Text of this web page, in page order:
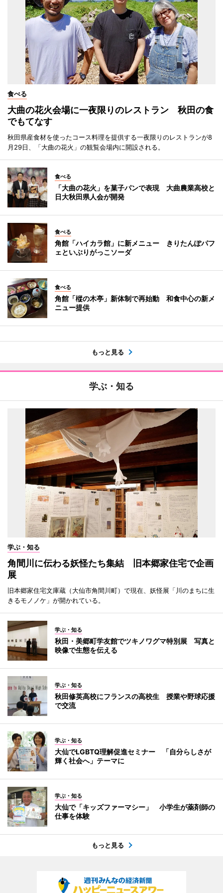
食べる
大曲の花火会場に一夜限りのレストラン 秋田の食
でもてなす
秋田県産食材を使ったコース料理を提供する一夜限りのレストランが8
月29日、「大曲の花火」の観覧会場内に開設される。
食べる
「大曲の花火」を菓子パンで表現 大曲農業高校と
日大秋田県人会が開発
食べる
角館「ハイカラ館」に新メニュー きりたんぽパフ
ェといぶりがっこソーダ
食べる
角館「樅の木亭」新体制で再始動 和食中心の新メ
ニュー提供
もっと見る
学ぶ・知る
学ぶ・知る
角間川に伝わる妖怪たち集結 旧本郷家住宅で企画
展
旧本郷家住宅文庫蔵（大仙市角間川町）で現在、妖怪展「川のまちに生
きるモノノケ」が開かれている。
学ぶ・知る
秋田・美郷町学友館でツキノワグマ特別展 写真と
映像で生態を伝える
学ぶ・知る
秋田修英高校にフランスの高校生 授業や野球応援
で交流
学ぶ・知る
大仙でLGBTQ理解促進セミナー 「自分らしさが
輝く社会へ」テーマに
学ぶ・知る
大仙で「キッズファーマシー」 小学生が薬剤師の
仕事を体験
もっと見る